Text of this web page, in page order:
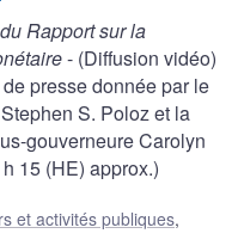
Rapport sur la
- (Diffusion vidéo)
presse donnée par le
S. Poloz et la
gouverneure Carolyn
15 (HE) approx.)
et activités publiques,